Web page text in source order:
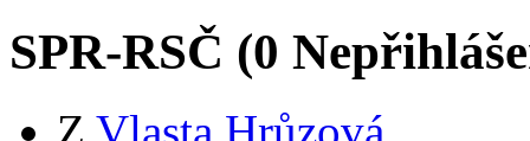
SPR-RSČ (0